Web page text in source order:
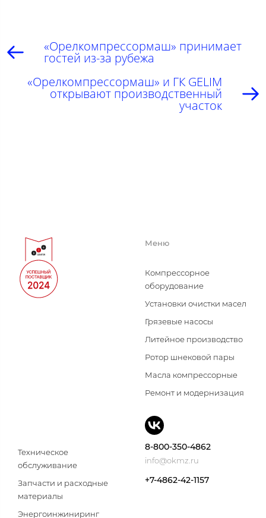
«‎Орелкомпрессормаш» принимает
гостей из-за рубежа
«‎Орелкомпрессормаш» и ГК GELIM
открывают производственный
участок
Меню
Компрессорное
оборудование
Установки очистки масел
Грязевые насосы
Литейное производство
Ротор шнековой пары
Масла компрессорные
Ремонт и модернизация
Техническое
обслуживание
Запчасти и расходные
материалы
Энергоинжиниринг
8-800-350-4862
info@okmz.ru
+7-4862-42-1157